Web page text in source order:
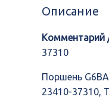
комплект
шт.
23410-
TKN-
51124
Описание
Комментарий
37310
Поршень
23410-37310,